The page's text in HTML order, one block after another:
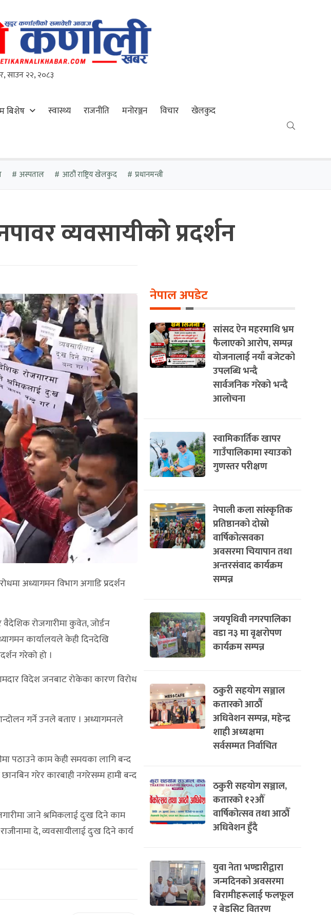
साउन २२, २०८३
बिशेष स्वास्थ्य राजनीति मनोरञ्जन विचार खेलकुद
अस्पताल आठौं राष्ट्रिय खेलकुद प्रधानमन्त्री
व्यवसायीको प्रदर्शन
अध्यागमन विभाग अगाडि प्रदर्शन
रोजगारीमा कुवेत, जोर्डन
कार्यालयले केही दिनदेखि
गरेको हो ।
विदेश जनबाट रोकेका कारण विरोध
गर्ने उनले बताए । अध्यागमनले
पठाउने काम केही समयका लागि बन्द
गरेर कारबाही नगरेसम्म हामी बन्द
जाने श्रमिकलाई दुःख दिने काम
दे, व्यवसायीलाई दुःख दिने कार्य
नेपाल अपडेट
सांसद ऐन महरमाथि भ्रम
फैलाएको आरोप, सम्पन्न
योजनालाई नयाँ बजेटको
उपलब्धि भन्दै
सार्वजनिक गरेको भन्दै
आलोचना
स्वामिकार्तिक खापर
गाउँपालिकामा स्याउको
गुणस्तर परीक्षण
नेपाली कला सांस्कृतिक
प्रतिष्ठानको दोस्रो
वार्षिकोत्सवका
अवसरमा चियापान तथा
अन्तरसंवाद कार्यक्रम
सम्पन्न
जयपृथिवी नगरपालिका
वडा न३ मा वृक्षरोपण
कार्यक्रम सम्पन्न
ठकुरी सहयोग सञ्जाल
कतारको आठौँ
अधिवेशन सम्पन्न, महेन्द्र
शाही अध्यक्षमा
सर्वसम्मत निर्वाचित
ठकुरी सहयोग सञ्जाल,
कतारको १२औँ
वार्षिकोत्सव तथा आठौँ
अधिवेशन हुँदै
युवा नेता भण्डारीद्वारा
जन्मदिनको अवसरमा
बिरामीहरूलाई फलफूल
र बेडसिट वितरण